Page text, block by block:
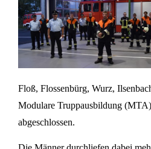
Floß, Flossenbürg, Wurz,
Modulare Truppausbildung
abgeschlossen.